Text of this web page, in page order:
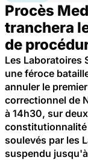
Procès
tranchera
de
Les Laboratoires
une féroce
annuler le
correctionnel de
à 14h30, sur
constitutionnalité
soulevés par les
suspendu